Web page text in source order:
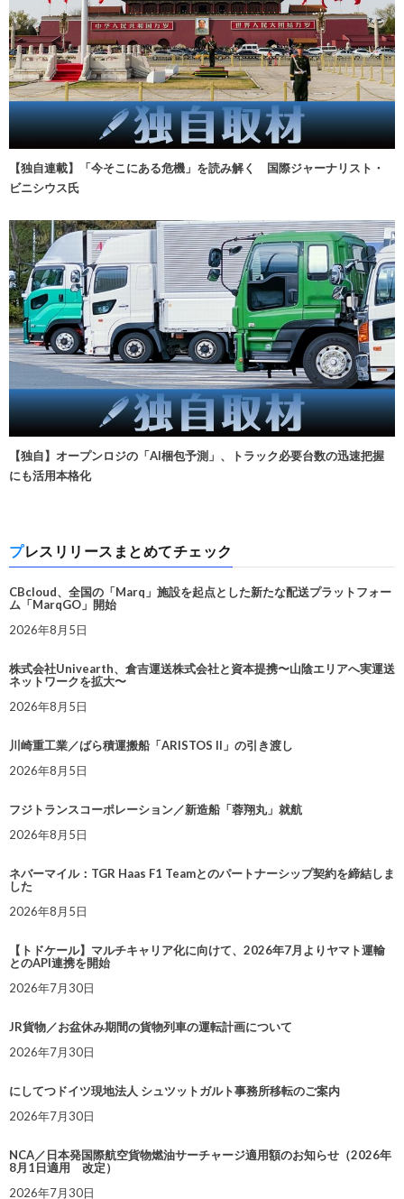
【独自連載】「今そこにある危機」を読み解く 国際ジャーナリスト・
ビニシウス氏
【独自】オープンロジの「AI梱包予測」、トラック必要台数の迅速把握
にも活用本格化
プレスリリースまとめてチェック
CBcloud、全国の「Marq」施設を起点とした新たな配送プラットフォー
ム「MarqGO」開始
2026年8月5日
株式会社Univearth、倉吉運送株式会社と資本提携〜山陰エリアへ実運送
ネットワークを拡大〜
2026年8月5日
川崎重工業／ばら積運搬船「ARISTOS II」の引き渡し
2026年8月5日
フジトランスコーポレーション／新造船「蓉翔丸」就航
2026年8月5日
ネバーマイル：TGR Haas F1 Teamとのパートナーシップ契約を締結しま
した
2026年8月5日
【トドケール】マルチキャリア化に向けて、2026年7月よりヤマト運輸
とのAPI連携を開始
2026年7月30日
JR貨物／お盆休み期間の貨物列車の運転計画について
2026年7月30日
にしてつドイツ現地法人 シュツットガルト事務所移転のご案内
2026年7月30日
NCA／日本発国際航空貨物燃油サーチャージ適用額のお知らせ（2026年
8月1日適用 改定）
2026年7月30日